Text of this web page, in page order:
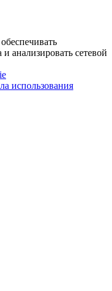
анализировать сетевой
использования